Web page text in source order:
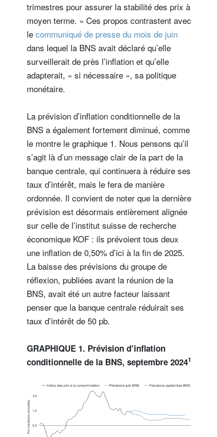
trimestres pour assurer la stabilité des prix à
moyen terme. » Ces propos contrastent avec
le communiqué de presse du mois de juin
dans lequel la BNS avait déclaré qu’elle
surveillerait de près l’inflation et qu’elle
adapterait, « si nécessaire », sa politique
monétaire.
La prévision d’inflation conditionnelle de la
BNS a également fortement diminué, comme
le montre le graphique 1. Nous pensons qu’il
s’agit là d’un message clair de la part de la
banque centrale, qui continuera à réduire ses
taux d’intérêt, mais le fera de manière
ordonnée. Il convient de noter que la dernière
prévision est désormais entièrement alignée
sur celle de l’institut suisse de recherche
économique KOF : ils prévoient tous deux
une inflation de 0,50% d’ici à la fin de 2025.
La baisse des prévisions du groupe de
réflexion, publiées avant la réunion de la
BNS, avait été un autre facteur laissant
penser que la banque centrale réduirait ses
taux d’intérêt de 50 pb.
GRAPHIQUE 1. Prévision d’inflation
conditionnelle de la BNS, septembre 20241